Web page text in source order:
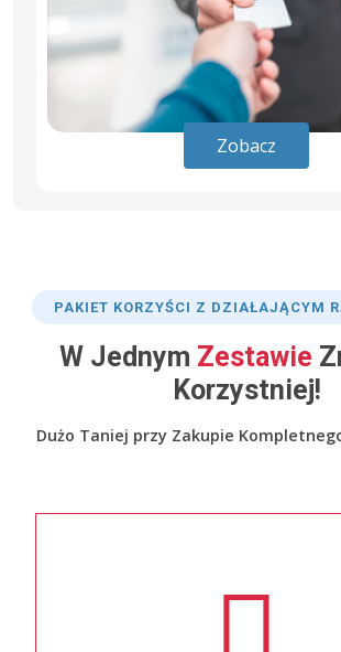
Zobacz
PAKIET KORZYŚCI Z DZIAŁAJĄCYM
W Jednym Zestawie
Korzystniej!
Dużo Taniej przy Zakupie